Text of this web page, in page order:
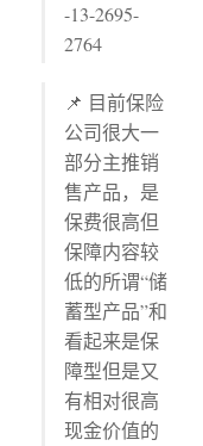
-13-2695-
2764
📌 目前保险
公司很大一
部分主推销
售产品，是
保费很高但
保障内容较
低的所谓“储
蓄型产品”和
看起来是保
障型但是又
有相对很高
现金价值的